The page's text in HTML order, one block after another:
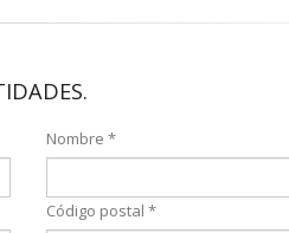
Nombre *
Código postal *